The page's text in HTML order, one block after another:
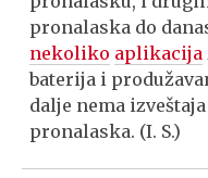
pronalaska do
nekoliko aplikacija
baterija i
dalje nema
pronalaska. (I. S.)